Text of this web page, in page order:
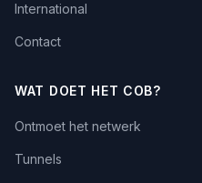
International
Contact
WAT DOET HET COB?
Ontmoet het netwerk
Tunnels